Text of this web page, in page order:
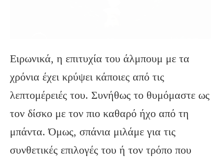
Ειρωνικά, η επιτυχία του άλμπουμ με τα
χρόνια έχει κρύψει κάποιες από τις
λεπτομέρειές του. Συνήθως το θυμόμαστε ως
τον δίσκο με τον πιο καθαρό ήχο από τη
μπάντα. Όμως, σπάνια μιλάμε για τις
συνθετικές επιλογές του ή τον τρόπο που